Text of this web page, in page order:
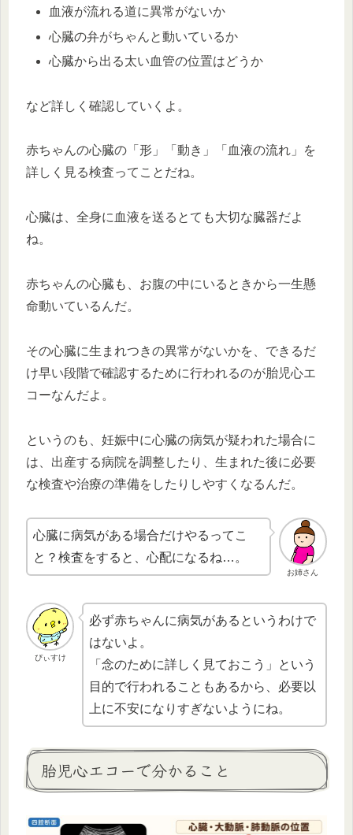
血液が流れる道に異常がないか
心臓の弁がちゃんと動いているか
心臓から出る太い血管の位置はどうか
など詳しく確認していくよ。
赤ちゃんの心臓の「形」「動き」「血液の流れ」を
詳しく見る検査ってことだね。
心臓は、全身に血液を送るとても大切な臓器だよ
ね。
赤ちゃんの心臓も、お腹の中にいるときから一生懸
命動いているんだ。
その心臓に生まれつきの異常がないかを、できるだ
け早い段階で確認するために行われるのが胎児心エ
コーなんだよ。
というのも、妊娠中に心臓の病気が疑われた場合に
は、出産する病院を調整したり、生まれた後に必要
な検査や治療の準備をしたりしやすくなるんだ。
お姉さん
心臓に病気がある場合だけやるってこ
と？検査をすると、心配になるね…。
ぴぃすけ
必ず赤ちゃんに病気があるというわけで
はないよ。
「念のために詳しく見ておこう」という
目的で行われることもあるから、必要以
上に不安になりすぎないようにね。
胎児心エコーで分かること